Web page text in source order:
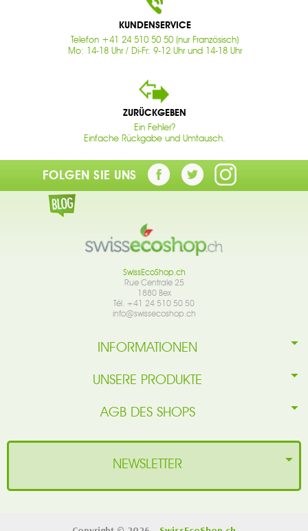
KUNDENSERVICE
Telefon +41 24 510 50 50 (nur Französisch)
Mo: 14-18 Uhr / Di-Fr: 9-12 Uhr und 14-18 Uhr
ZURÜCKGEBEN
Ein Fehler?
Einfache Rückgabe und Umtausch.
FOLGEN SIE UNS
SwissEcoShop.ch
Rue Centrale 25
1880 Bex
Tél. +41 24 510 50 50
info@swissecoshop.ch
INFORMATIONEN
UNSERE PRODUKTE
AGB DES SHOPS
NEWSLETTER